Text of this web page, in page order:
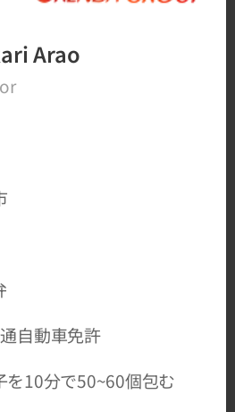
Arao
自動車免許
を10分で50~60個包む